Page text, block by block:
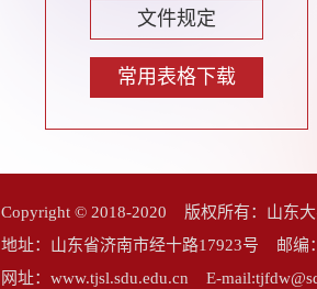
文件规定
常用表格下载
Copyright © 2018-2020 版权所有：山东
地址：山东省济南市经十路17923号 邮
网址：www.tjsl.sdu.edu.cn E-